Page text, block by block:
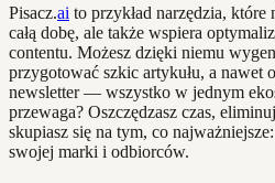
Pisacz.ai to przykład narzędzia,
całą dobę, ale także wspiera
contentu. Możesz dzięki niemu
przygotować szkic artykułu, a nawet
newsletter — wszystko w jednym
przewaga? Oszczędzasz czas,
skupiasz się na tym, co
swojej marki i odbiorców.